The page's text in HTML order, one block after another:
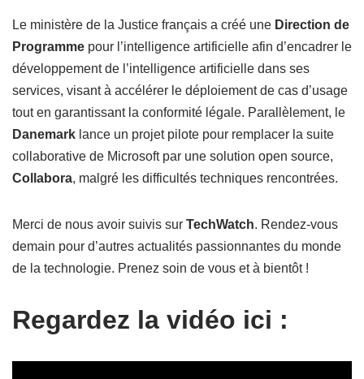
Le ministère de la Justice français a créé une Direction de
Programme pour l’intelligence artificielle afin d’encadrer le
développement de l’intelligence artificielle dans ses
services, visant à accélérer le déploiement de cas d’usage
tout en garantissant la conformité légale. Parallèlement, le
Danemark lance un projet pilote pour remplacer la suite
collaborative de Microsoft par une solution open source,
Collabora, malgré les difficultés techniques rencontrées.
Merci de nous avoir suivis sur TechWatch. Rendez-vous
demain pour d’autres actualités passionnantes du monde
de la technologie. Prenez soin de vous et à bientôt !
Regardez la vidéo ici :